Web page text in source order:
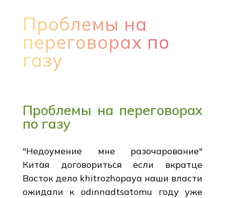
Проблемы на
переговорах по
газу
Проблемы на переговорах
по газу
"Недоумение мне разочарование"
Китая договориться если вкратце
Восток дело khitrozhopaya наши власти
ожидали к odinnadtsatomu году уже